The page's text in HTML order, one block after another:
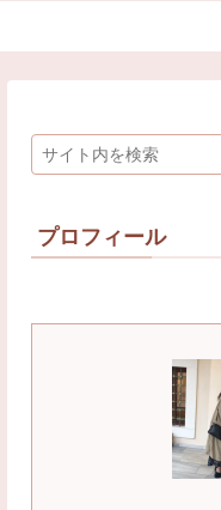
プロフィール